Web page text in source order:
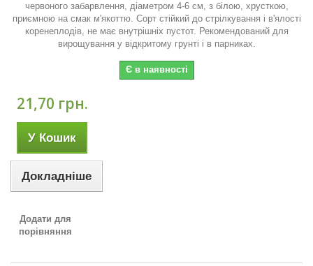
червоного забарвлення, діаметром 4-6 см, з білою, хрусткою,
приємною на смак м'якоттю. Сорт стійкий до стрілкування і в'ялості
коренеплодів, не має внутрішніх пустот. Рекомендований для
вирощування у відкритому грунті і в парниках.
Є в наявності
21,70 грн.
У Кошик
Докладніше
Додати для
порівняння